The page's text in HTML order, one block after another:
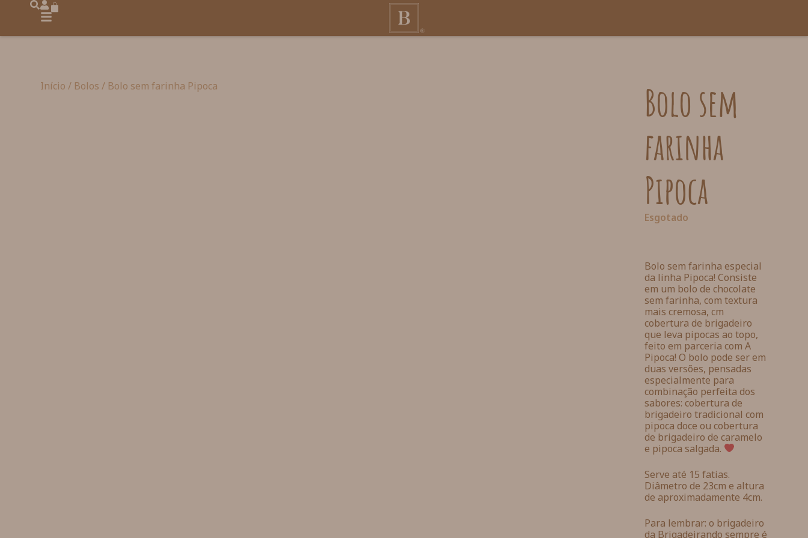
Início / Bolos / Bolo sem farinha Pipoca
Bolo sem
farinha
Pipoca
Bolo sem farinha especial
da linha Pipoca! Consiste
em um bolo de chocolate
sem farinha, com textura
mais cremosa, cm
cobertura de brigadeiro
que leva pipocas ao topo,
feito em parceria com A
Pipoca! O bolo pode ser em
duas versões, pensadas
especialmente para
combinação perfeita dos
sabores: cobertura de
brigadeiro tradicional com
pipoca doce ou cobertura
de brigadeiro de caramelo
e pipoca salgada.
Serve até 15 fatias.
Diâmetro de 23cm e altura
de aproximadamente 4cm.
Para lembrar: o brigadeiro
da Brigadeirando sempre é
Esgotado